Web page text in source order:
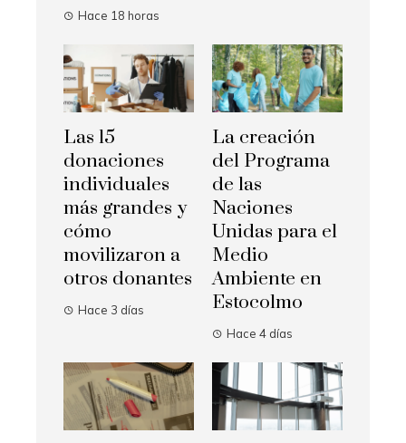
Hace 18 horas
Las 15
donaciones
individuales
más grandes y
cómo
movilizaron a
otros donantes
Hace 3 días
La creación
del Programa
de las
Naciones
Unidas para el
Medio
Ambiente en
Estocolmo
Hace 4 días